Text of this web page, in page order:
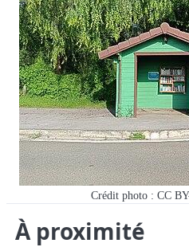
Crédit photo : CC
À proximité